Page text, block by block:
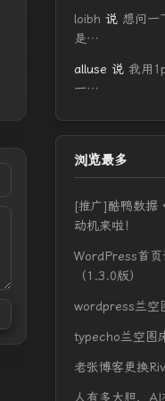
loibh 说 想问一
是…
alluse 说 我用
一…
浏览最多
[推广]酷鸭数据
动机来啦！
WordPress首
（1.3.0版）
wordpress兰空
typecho兰空图
老张博客更换
人有多大胆，AI